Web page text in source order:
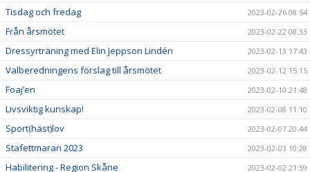
Tisdag och fredag 2023-02-26 08:54
Från årsmötet 2023-02-22 08:33
Dressyrträning med Elin Jeppson Lindén 2023-02-13 17:43
Valberedningens förslag till årsmötet 2023-02-12 15:15
Foaj’en 2023-02-10 21:48
Livsviktig kunskap! 2023-02-08 11:10
Sport(häst)lov 2023-02-07 20:44
Stafettmaran 2023 2023-02-03 10:28
Habilitering - Region Skåne 2023-02-02 21:59